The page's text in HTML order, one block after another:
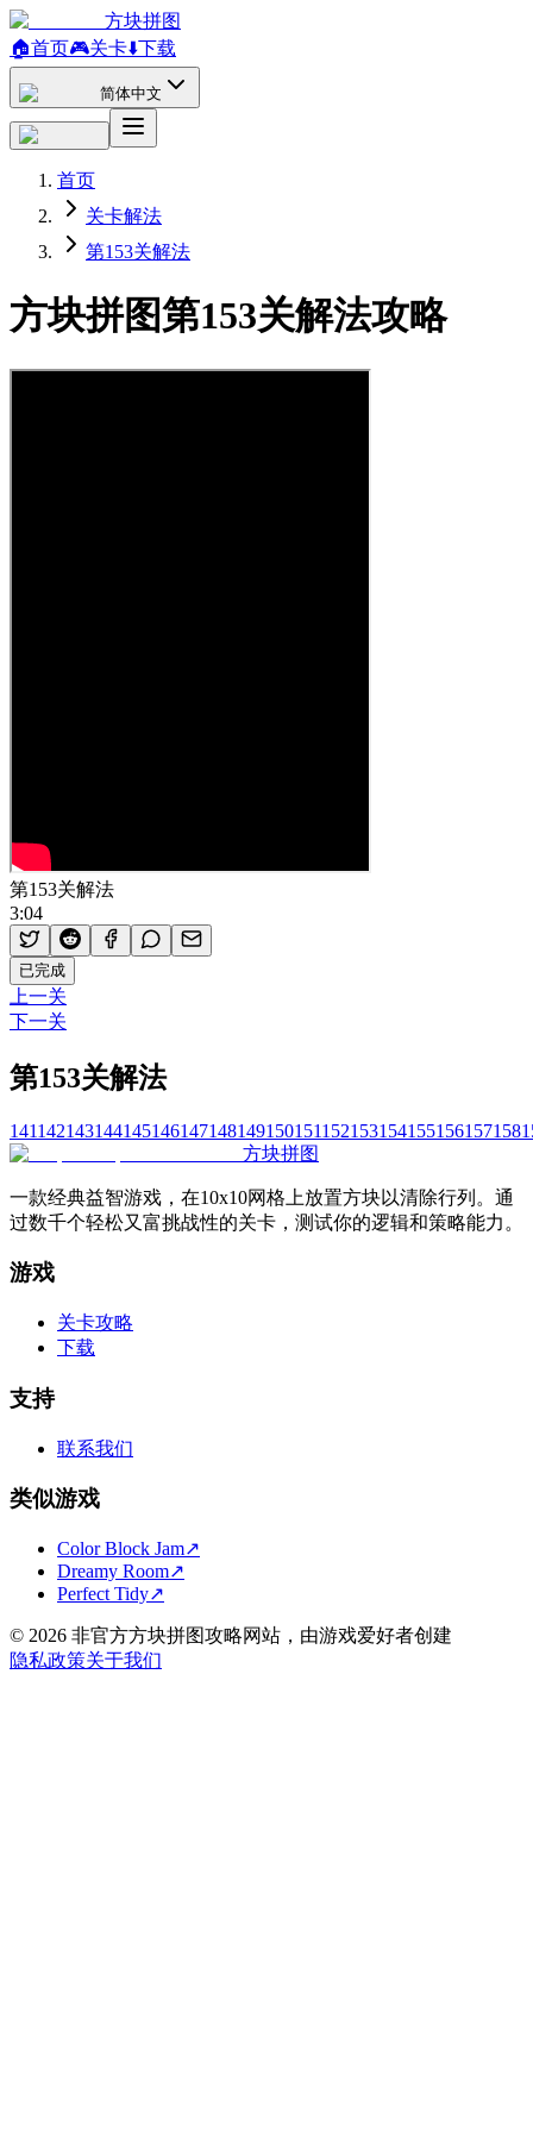
方块拼图
🏠首页🎮关卡⬇️下载
简体中文
首页
关卡解法
第153关解法
方块拼图第153关解法攻略
第153关解法
3:04
已完成
上一关
下一关
第153关解法
141142143144145146147148149150151152153154155156157158
方块拼图
一款经典益智游戏，在10x10网格上放置方块以清除行列。通
过数千个轻松又富挑战性的关卡，测试你的逻辑和策略能力。
游戏
关卡攻略
下载
支持
联系我们
类似游戏
Color Block Jam↗️
Dreamy Room↗️
Perfect Tidy↗️
© 2026 非官方方块拼图攻略网站，由游戏爱好者创建
隐私政策关于我们